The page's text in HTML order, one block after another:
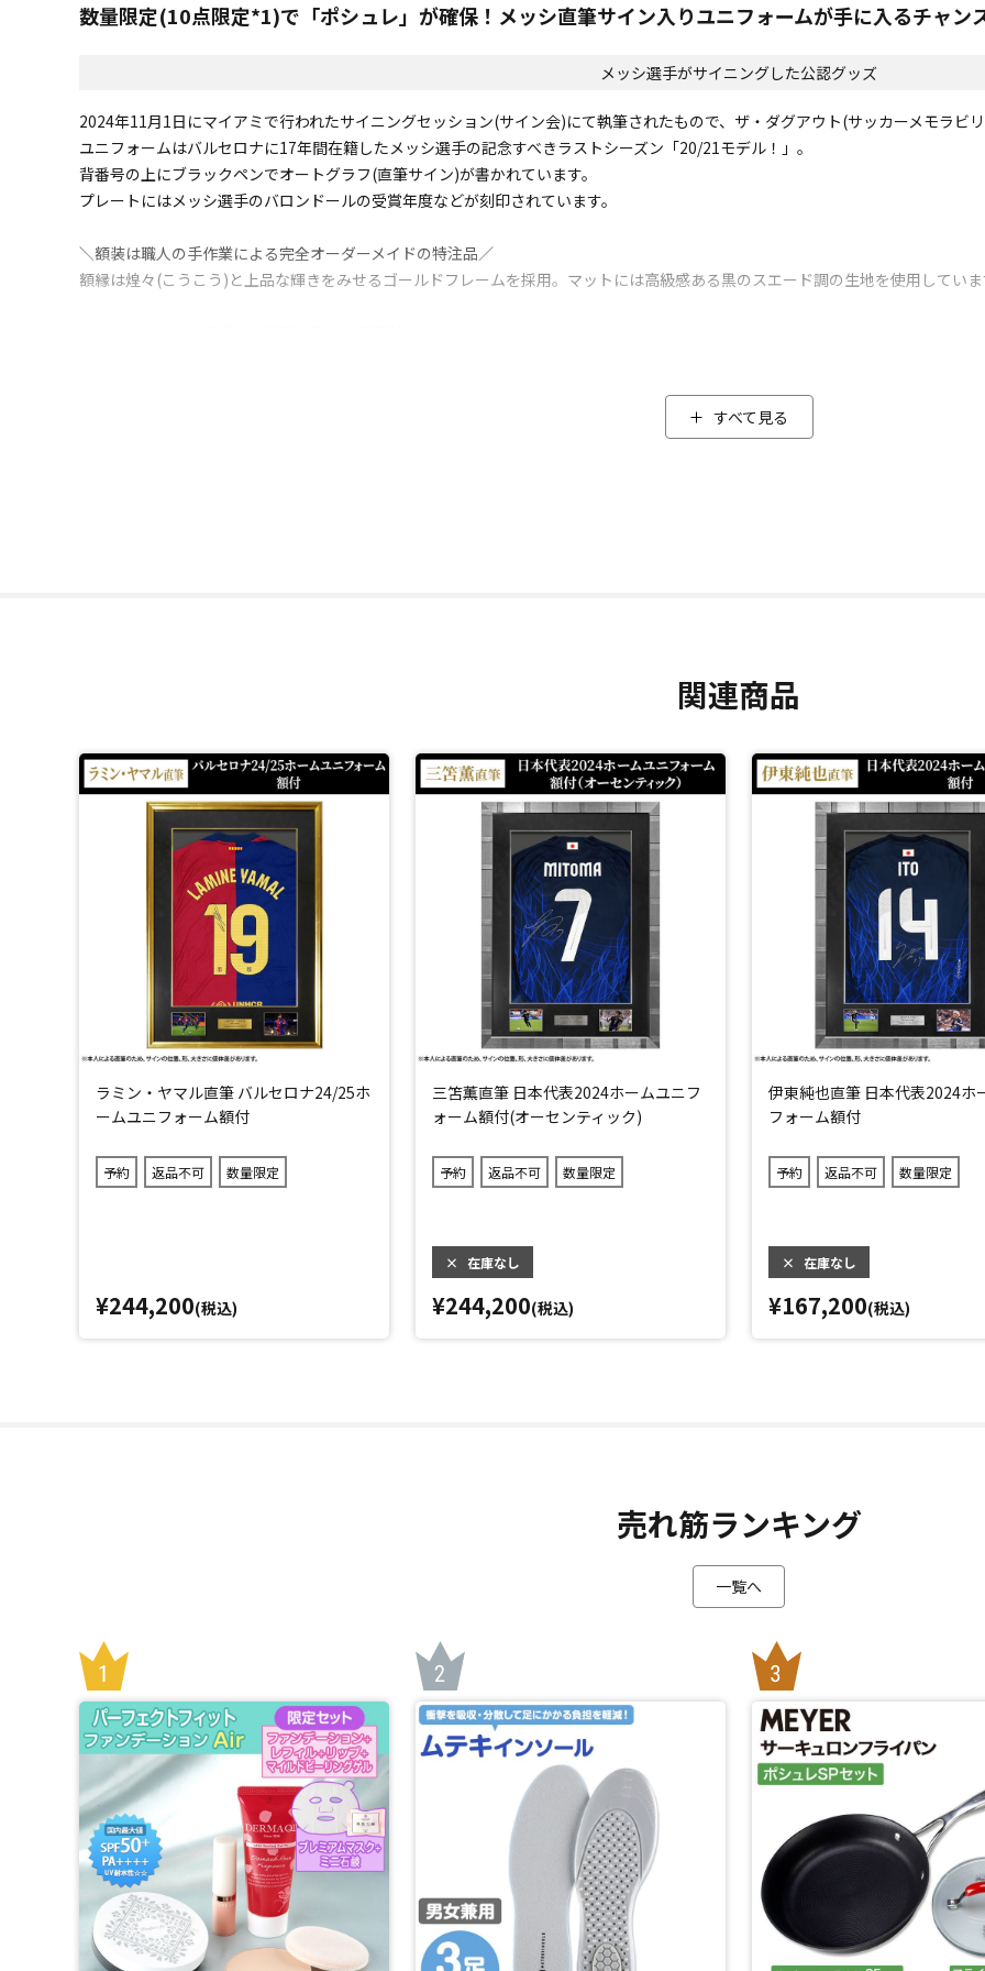
数量限定(10点限定*1)で「ポシュレ」が確保！メッシ直筆サイン入りユニフォームが手に入るチャン
メッシ選手がサイニングした公認グッズ
2024年11月1日にマイアミで行われたサイニングセッション(サイン会)にて執筆されたもので、ザ・ダグアウト(サッカーメモラビ
ユニフォームはバルセロナに17年間在籍したメッシ選手の記念すべきラストシーズン「20/21モデル！」。
背番号の上にブラックペンでオートグラフ(直筆サイン)が書かれています。
プレートにはメッシ選手のバロンドールの受賞年度などが刻印されています。
＼額装は職人の手作業による完全オーダーメイドの特注品／
額縁は煌々(こうこう)と上品な輝きをみせるゴールドフレームを採用。マットには高級感ある黒のスエード調の生地を使用してい
*1：予定販売数に達し次第、販売終了となります。
すべて見る
関連商品
ラミン・ヤマル直筆 バルセロナ24/25ホ
ームユニフォーム額付
予約 返品不可 数量限定
¥244,200(税込)
三笘薫直筆 日本代表2024ホームユニフ
ォーム額付(オーセンティック)
予約 返品不可 数量限定
× 在庫なし
¥244,200(税込)
伊東純也直筆 日本代表2024ホ
フォーム額付
予約 返品不可 数量限定
× 在庫なし
¥167,200(税込)
売れ筋ランキング
一覧へ